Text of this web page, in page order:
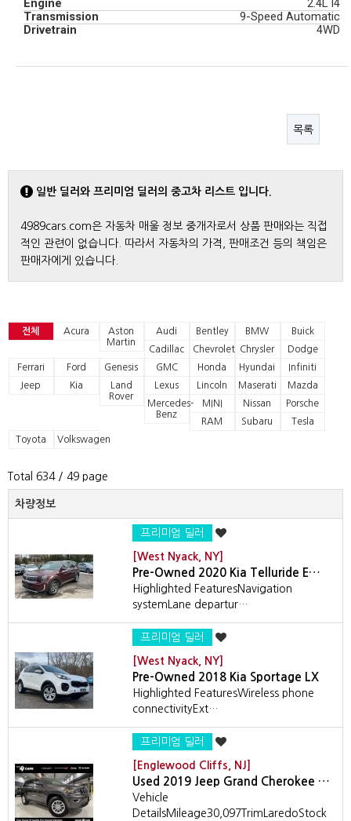
Engine
2.4L I4
Transmission
9-Speed Automatic
Drivetrain
4WD
목록
일반 딜러와 프리미엄 딜러의 중고차 리스트 입니다.
4989cars.com은 자동차 매울 정보 중개자로서 상품 판매와는 직접
적인 관련이 없습니다. 따라서 자동차의 가격, 판매조건 등의 책임은
판매자에게 있습니다.
전체 Acura
Aston
Martin
Audi Bentley BMW
Buick
Cadillac
Chevrolet Chrysler
Dodge
Ferrari
Ford Genesis GMC Honda Hyundai
Infiniti
Jeep
Kia
Land
Rover
Lexus Lincoln Maserati
Mazda
Mercedes-
Benz
MINI Nissan
Porsche
RAM
Subaru
Tesla
Toyota
Volkswagen
Total 634/ 49 page
차량정보
프리미엄 딜러
[West Nyack, NY]
Pre-Owned 2020 Kia Telluride E…
Highlighted FeaturesNavigation
systemLane departur…
프리미엄 딜러
[West Nyack, NY]
Pre-Owned 2018 Kia Sportage LX
Highlighted FeaturesWireless phone
connectivityExt…
프리미엄 딜러
[Englewood Cliffs, NJ]
Used 2019 Jeep Grand Cherokee …
Vehicle
DetailsMileage30,097TrimLaredoStock